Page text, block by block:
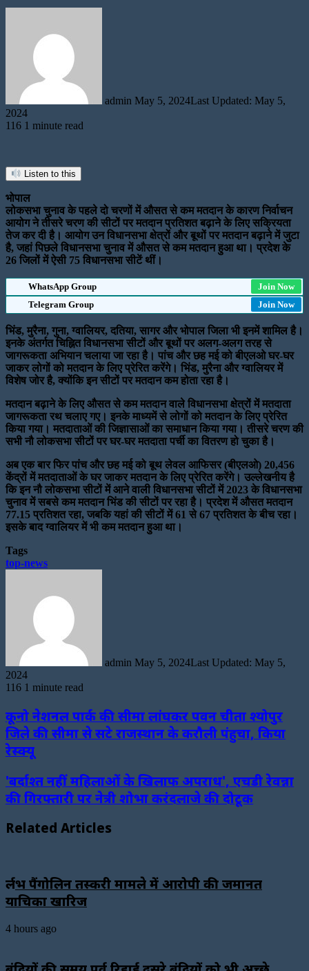
admin May 5, 2024Last Updated: May 5,
2024
116 1 minute read
Listen to this
भोपाल
लोकसभा चुनाव के पहले दो चरणों में औसत से कम मतदान के कारण निर्वाचन
आयोग ने तीसरे चरण की सीटों पर मतदान प्रतिशत बढ़ाने के लिए सक्रियता
तेज कर दी है। आयोग उन विधानसभा क्षेत्रों और बूथों पर मतदान बढ़ाने में जुटा
है, जहां पिछले विधानसभा चुनाव में औसत से कम मतदान हुआ था। प्रदेश के
26 जिलों में ऐसी 75 विधानसभा सीटें थीं।
WhatsApp Group
Join Now
Telegram Group
Join Now
भिंड, मुरैना, गुना, ग्वालियर, दतिया, सागर और भोपाल जिला भी इनमें शामिल है।
इनके अंतर्गत चिह्नित विधानसभा सीटों और बूथों पर अलग-अलग तरह से
जागरूकता अभियान चलाया जा रहा है। पांच और छह मई को बीएलओ घर-घर
जाकर लोगों को मतदान के लिए प्रेरित करेंगे। भिंड, मुरैना और ग्वालियर में
विशेष जोर है, क्योंकि इन सीटों पर मतदान कम होता रहा है।
मतदान बढ़ाने के लिए औसत से कम मतदान वाले विधानसभा क्षेत्रों में मतदाता
जागरूकता रथ चलाए गए। इनके माध्यमें से लोगों को मतदान के लिए प्रेरित
किया गया। मतदाताओं की जिज्ञासाओं का समाधान किया गया। तीसरे चरण की
सभी नौ लोकसभा सीटों पर घर-घर मतदाता पर्ची का वितरण हो चुका है।
अब एक बार फिर पांच और छह मई को बूथ लेवल आफिसर (बीएलओ) 20,456
केंद्रों में मतदाताओं के घर जाकर मतदान के लिए प्रेरित करेंगे। उल्लेखनीय है
कि इन नौ लोकसभा सीटों में आने वाली विधानसभा सीटों में 2023 के विधानसभा
चुनाव में सबसे कम मतदान भिंड की सीटों पर रहा है। प्रदेश में औसत मतदान
77.15 प्रतिशत रहा, जबकि यहां की सीटों में 61 से 67 प्रतिशत के बीच रहा।
इसके बाद ग्वालियर में भी कम मतदान हुआ था।
Tags
top-news
admin May 5, 2024Last Updated: May 5,
2024
116 1 minute read
कूनो नेशनल पार्क की सीमा लांघकर पवन चीता श्योपुर
जिले की सीमा से सटे राजस्थान के करौली पंहुचा, किया
रेस्क्यू
'बर्दाश्त नहीं महिलाओं के खिलाफ अपराध', एचडी रेवन्ना
की गिरफ्तारी पर नेत्री शोभा करंदलाजे की दोटूक
Related Articles
दुर्लभ पैंगोलिन तस्करी मामले में आरोपी की जमानत
याचिका खारिज
4 hours ago